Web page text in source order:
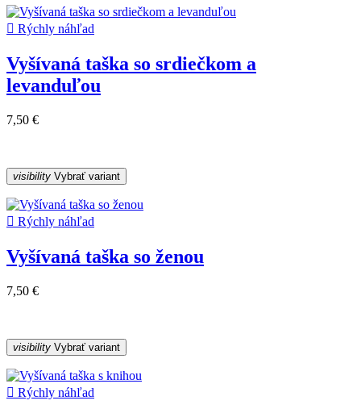
 Rýchly náhľad
Vyšívaná taška so srdiečkom a
levanduľou
7,50 €
visibility Vybrať variant
 Rýchly náhľad
Vyšívaná taška so ženou
7,50 €
visibility Vybrať variant
 Rýchly náhľad